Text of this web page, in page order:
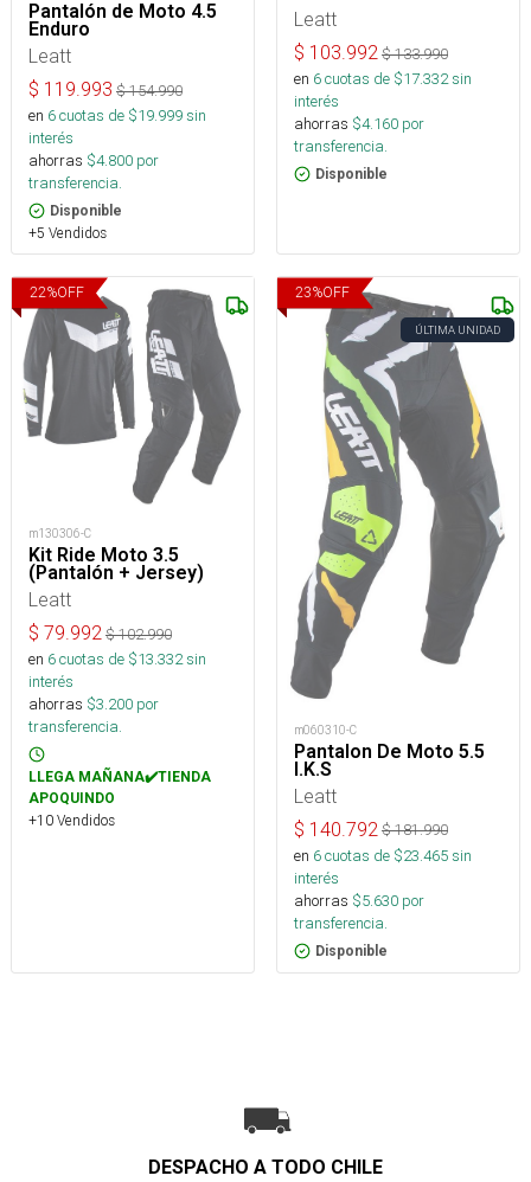
Pantalón de Moto 4.5
Enduro
Leatt
$ 119.993 $154.990
en 6cuotas de $19.999sin
interés
ahorras $4.800 por
transferencia.
Disponible
+5 Vendidos
Leatt
$ 103.992 $133.990
en 6cuotas de $17.332sin
interés
ahorras $4.160 por
transferencia.
Disponible
22%OFF
m130306-C
Kit Ride Moto 3.5
(Pantalón + Jersey)
Leatt
$ 79.992 $102.990
en 6cuotas de $13.332sin
interés
ahorras $3.200 por
transferencia.
LLEGA MAÑANA✔️TIENDA
APOQUINDO
+10 Vendidos
23%OFF
ÚLTIMA UNIDAD
m060310-C
Pantalon De Moto 5.5
I.K.S
Leatt
$ 140.792 $181.990
en 6cuotas de $23.465sin
interés
ahorras $5.630 por
transferencia.
Disponible
DESPACHO A TODO CHILE